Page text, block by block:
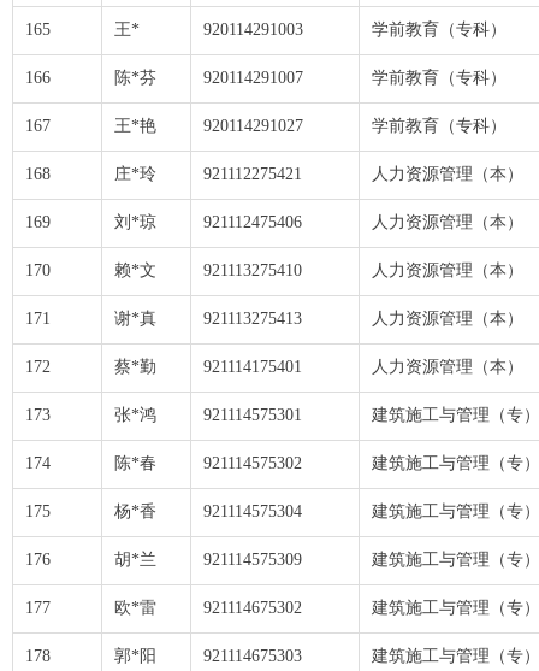
165 王* 920114291003 学前教育（专科）
166 陈*芬 920114291007 学前教育（专科）
167 王*艳 920114291027 学前教育（专科）
168 庄*玲 921112275421 人力资源管理（本）
169 刘*琼 921112475406 人力资源管理（本）
170 赖*文 921113275410 人力资源管理（本）
171 谢*真 921113275413 人力资源管理（本）
172 蔡*勤 921114175401 人力资源管理（本）
173 张*鸿 921114575301 建筑施工与管理（专）
174 陈*春 921114575302 建筑施工与管理（专）
175 杨*香 921114575304 建筑施工与管理（专）
176 胡*兰 921114575309 建筑施工与管理（专）
177 欧*雷 921114675302 建筑施工与管理（专）
178 郭*阳 921114675303 建筑施工与管理（专）